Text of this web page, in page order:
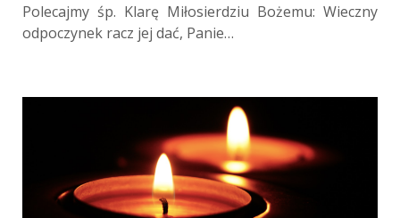
Polecajmy śp. Klarę Miłosierdziu Bożemu: Wieczny
odpoczynek racz jej dać, Panie…